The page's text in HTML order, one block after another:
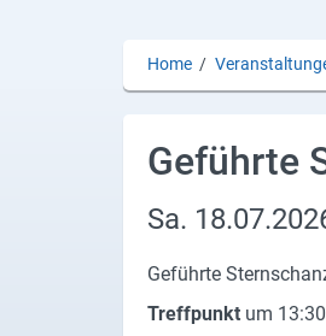
Home /
Geführte
Sa.
Ge­führ­te
Treff­punkt um
Veranstaltungen
Produktgruppen